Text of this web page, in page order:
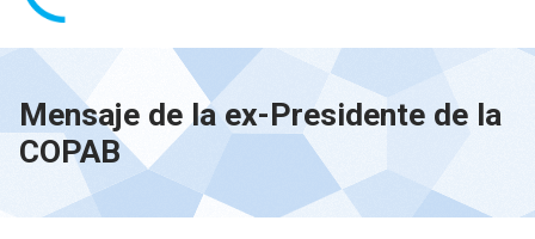
Mensaje de la ex-Presidente de la
COPAB